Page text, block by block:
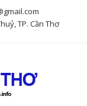
TP. Cần Thơ